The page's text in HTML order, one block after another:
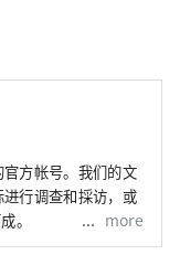
方帐号。我们的文
行调查和採访，或
。
more